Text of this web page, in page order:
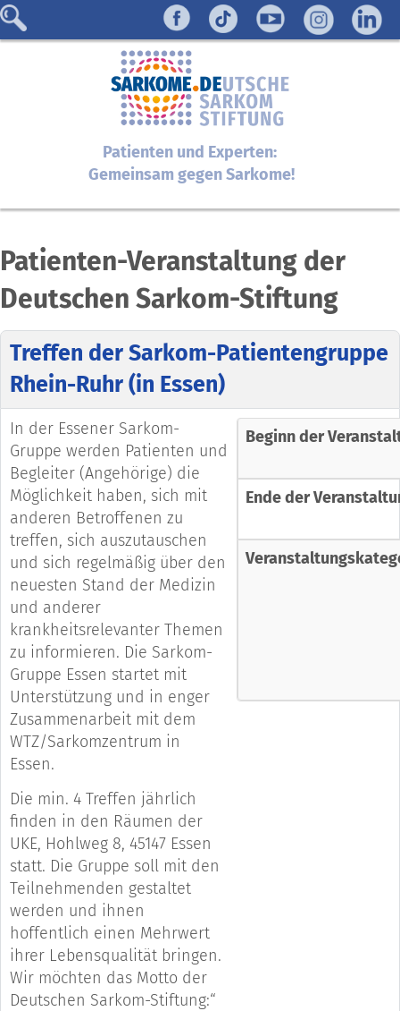
Patienten und Experten:
Gemeinsam gegen Sarkome!
Patienten-Veranstaltung der
Deutschen Sarkom-Stiftung
Treffen der Sarkom-Patientengruppe
Rhein-Ruhr (in Essen)
In der Essener Sarkom-
Gruppe werden Patienten und
Begleiter (Angehörige) die
Möglichkeit haben, sich mit
anderen Betroffenen zu
treffen, sich auszutauschen
und sich regelmäßig über den
neuesten Stand der Medizin
und anderer
krankheitsrelevanter Themen
zu informieren. Die Sarkom-
Gruppe Essen startet mit
Unterstützung und in enger
Zusammenarbeit mit dem
WTZ/Sarkomzentrum in
Essen.
Die min. 4 Treffen jährlich
finden in den Räumen der
UKE, Hohlweg 8, 45147 Essen
statt. Die Gruppe soll mit den
Teilnehmenden gestaltet
werden und ihnen
hoffentlich einen Mehrwert
ihrer Lebensqualität bringen.
Wir möchten das Motto der
Deutschen Sarkom-Stiftung:“
Beginn der
Ende der